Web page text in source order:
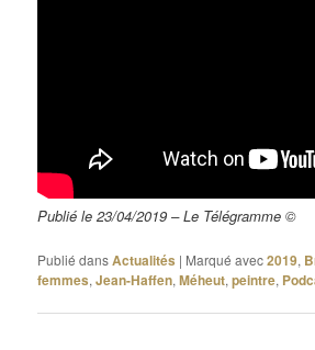
Publié le 23/04/2019 – Le Télégramme ©
Publié dansActualités | Marqué avec2019,
femmes,Jean-Haffen,Méheut,peintre,